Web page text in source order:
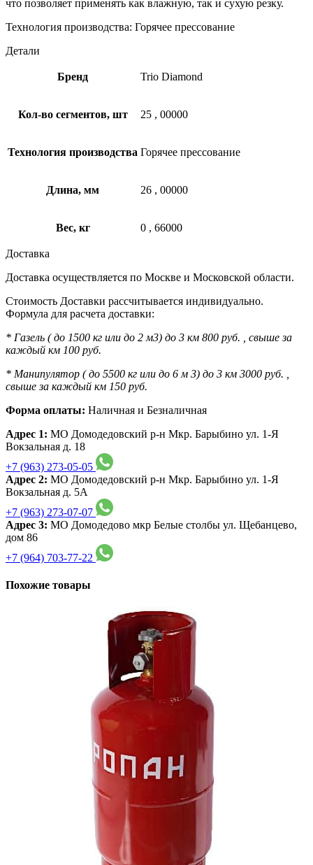
что позволяет применять как влажную, так и сухую резку.
Технология производства: Горячее прессование
Детали
Бренд Trio Diamond
Кол-во сегментов, шт 25 , 00000
Технология производства Горячее прессование
Длина, мм 26 , 00000
Вес, кг 0 , 66000
Доставка
Доставка осуществляется по Москве и Московской области.
Стоимость Доставки рассчитывается индивидуально.
Формула для расчета доставки:
* Газель ( до 1500 кг или до 2 м3) до 3 км 800 руб. , свыше за
каждый км 100 руб.
* Манипулятор ( до 5500 кг или до 6 м 3) до 3 км 3000 руб. ,
свыше за каждый км 150 руб.
Форма оплаты: Наличная и Безналичная
Адрес 1: МО Домодедовский р-н Мкр. Барыбино ул. 1-Я
Вокзальная д. 18
+7 (963) 273-05-05
Адрес 2: МО Домодедовский р-н Мкр. Барыбино ул. 1-Я
Вокзальная д. 5А
+7 (963) 273-07-07
Адрес 3: МО Домодедово мкр Белые столбы ул. Щебанцево,
дом 86
+7 (964) 703-77-22
Похожие товары